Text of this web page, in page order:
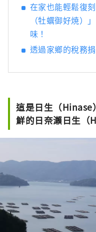
在家也能輕鬆復
（牡蠣御好焼）
味！
透過家鄉的稅務
這是日生（Hinase
鮮的日奈瀨日生（